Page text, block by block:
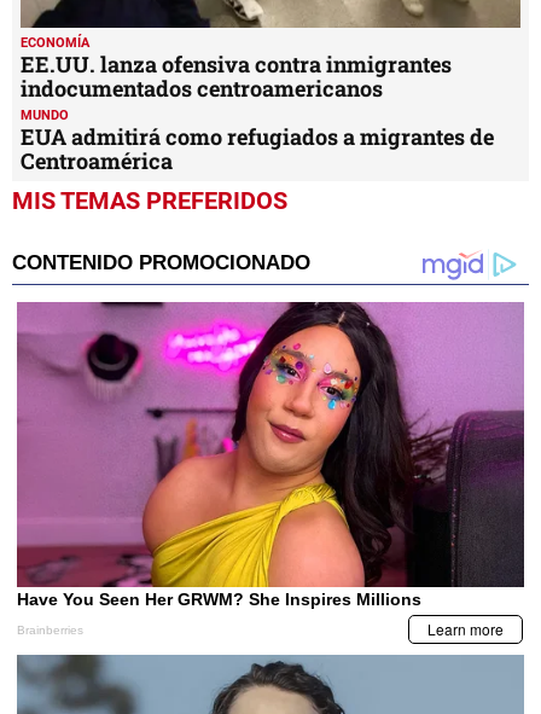
ECONOMÍA
EE.UU. lanza ofensiva contra inmigrantes
indocumentados centroamericanos
MUNDO
EUA admitirá como refugiados a migrantes de
Centroamérica
MIS TEMAS PREFERIDOS